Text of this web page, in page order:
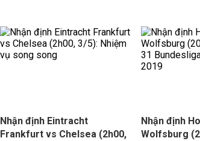
Nhận định Eintracht
Frankfurt vs Chelsea (2h00,
Nhận định
Wolfsburg